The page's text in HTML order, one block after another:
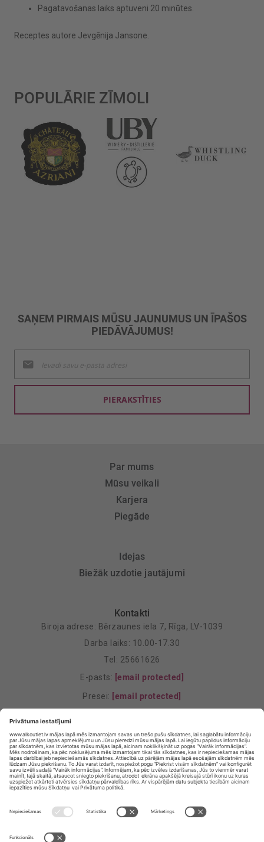
Pagatavošanas laiks aptuveni 20 minūtes.
Receptes autore Jevgēnija Jansone.
POPULĀRIE ZĪMOLI
SAŅEM PIRMAIS MŪSU JAUNUMUS UN ĪPAŠOS
PIEDĀVĀJUMUS!
jaunumu
saņemšanai:
PIERAKSTĪTIES
Par mums
Mūsu veikali
Karjera
Piegāde
Idejas
Biežāk uzdotie jautājumi
Kontakti
Biroja adrese: Bērzaunes iela 7, Rīga, LV-1039
Darba laiks: 10.00-17.30
Tel: 25661626
E-pasts: [email protected]
Presei: [email protected]
Privātuma politika
E-veikala lietošanas noteikumi